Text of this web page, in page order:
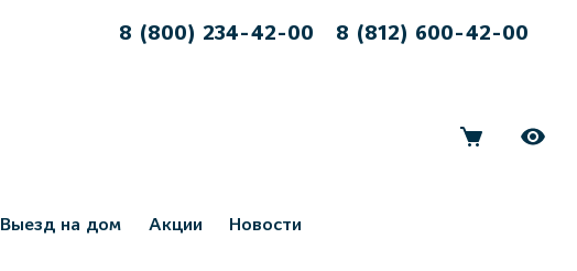
8 (800) 234-42-00 8 (812) 600-42-00
Выезд на дом Акции Новости